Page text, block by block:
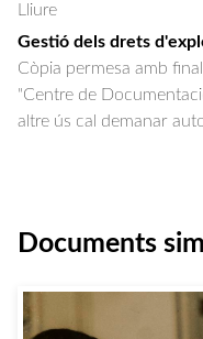
Lliure
Gestió dels drets
Còpia permesa amb
"Centre de
altre ús cal demanar
Documents